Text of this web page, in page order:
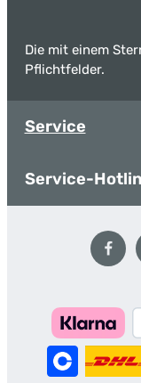
Die mit einem
Pflichtfelder.
Service
Service-